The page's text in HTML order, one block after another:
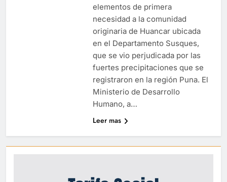
elementos de primera
necesidad a la comunidad
originaria de Huancar ubicada
en el Departamento Susques,
que se vio perjudicada por las
fuertes precipitaciones que se
registraron en la región Puna. El
Ministerio de Desarrollo
Humano, a…
Leer mas